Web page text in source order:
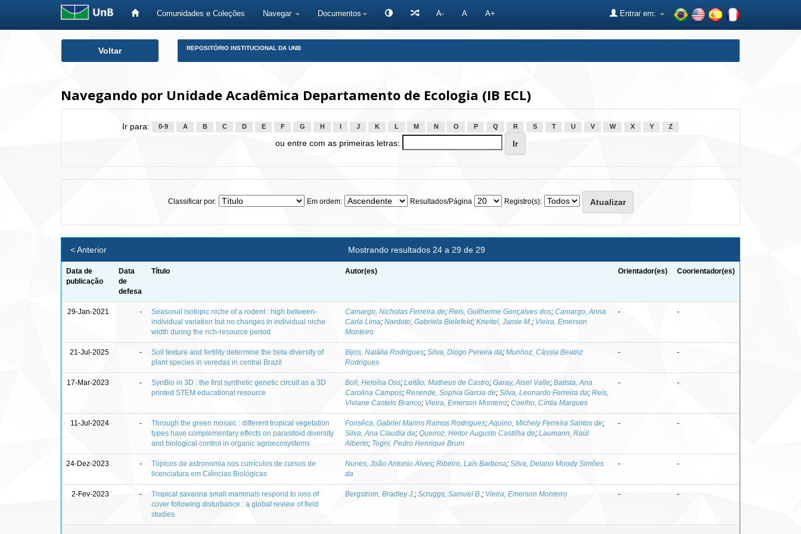
Comunidades e Coleções Navegar Documentos A- A A+ Entrar em:
Voltar REPOSITÓRIO INSTITUCIONAL DA UNB
Navegando por Unidade Acadêmica Departamento de Ecologia (IB ECL)
Ir para: 0-9 A B C D E F G H J K L M N O P Q R S T U V W X Y Z
ou entre com as primeiras letras:
Classificar por: Em ordem: Resultados/Página Registro(s):
Mostrando resultados 24 a 29 de 29
< Anterior
Data de
publicação
Data
de
defesa
Título Autor(es) Orientador(es) Coorientador(es)
29-Jan-2021 -
Seasonal isotopic niche of a rodent : high between-
individual variation but no changes in individual niche
width during the rich-resource period
Camargo, Nicholas Ferreira de; Reis, Guilherme Gonçalves dos; Camargo, Anna
Carla Lima; Nardoto, Gabriela Bielefeld; Kneitel, Jamie M. ; Vieira, Emerson
Monteiro
- -
21-Jul-2025 -
Soil texture and fertility determine the beta diversity of
plant species in veredas in central Brazil
Bijos, Natália Rodrigues; Silva, Diogo Pereira da; Munhoz, Cássia Beatriz
Rodrigues
- -
17-Mar-2023 -
SynBio in 3D : the first synthetic genetic circuit as a 3D
printed STEM educational resource
Boll, Heloísa Oss; Leitão, Matheus de Castro; Garay, Aisel Valle; Batista, Ana
Carolina Campos; Resende, Sophia Garcia de; Silva, Leonardo Ferreira da; Reis,
Viviane Castelo Branco; Vieira, Emerson Monteiro; Coelho, Cíntia Marques
- -
11-Jul-2024 -
Through the green mosaic : different tropical vegetation
types have complementary effects on parasitoid diversity
and biological control in organic agroecosystems
Fonsêca, Gabriel Marins Ramos Rodrigues; Aquino, Michely Ferreira Santos de;
Silva, Ana Claudia da; Queiroz, Heitor Augusto Castilha de; Laumann, Raúl
Alberto; Togni, Pedro Henrique Brum
- -
24-Dez-2023 -
Tópicos de astronomia nos currículos de cursos de
licenciatura em Ciências Biológicas
Nunes, João Antonio Alves; Ribeiro, Laís Barbosa; Silva, Delano Moody Simões
da
- -
2-Fev-2023 -
Tropical savanna small mammals respond to loss of
cover following disturbance : a global review of field
studies
Bergstrom, Bradley J. ; Scruggs, Samuel B. ; Vieira, Emerson Monteiro - -